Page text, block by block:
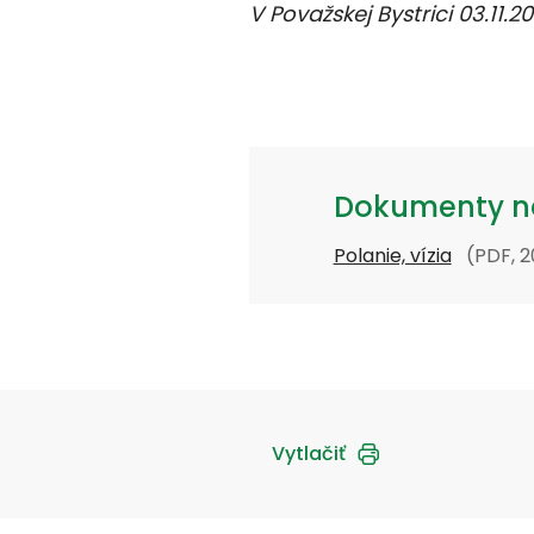
V Považskej Bystrici
Dokumenty
Polanie, vízia (PDF,
Vytlačiť